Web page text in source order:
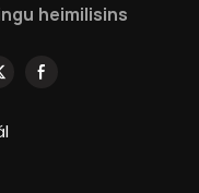
heimilisins